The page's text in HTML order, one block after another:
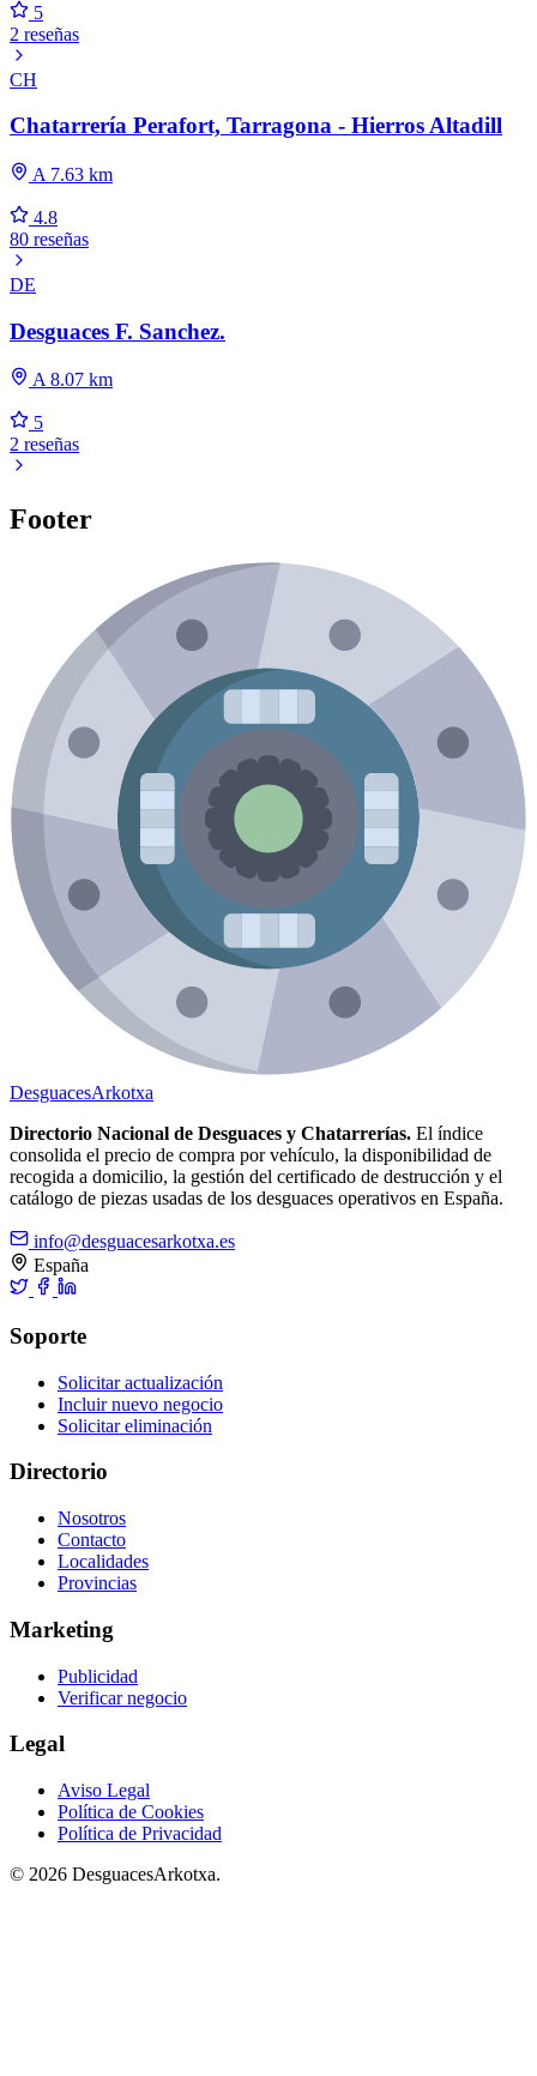
5
2 reseñas
CH
Chatarrería Perafort, Tarragona - Hierros Altadill
A 7.63 km
4.8
80 reseñas
DE
Desguaces F. Sanchez.
A 8.07 km
5
2 reseñas
Footer
DesguacesArkotxa
Directorio Nacional de Desguaces y Chatarrerías. El índice
consolida el precio de compra por vehículo, la disponibilidad de
recogida a domicilio, la gestión del certificado de destrucción y el
catálogo de piezas usadas de los desguaces operativos en España.
info@desguacesarkotxa.es
España
Soporte
Solicitar actualización
Incluir nuevo negocio
Solicitar eliminación
Directorio
Nosotros
Contacto
Localidades
Provincias
Marketing
Publicidad
Verificar negocio
Legal
Aviso Legal
Política de Cookies
Política de Privacidad
© 2026 DesguacesArkotxa.